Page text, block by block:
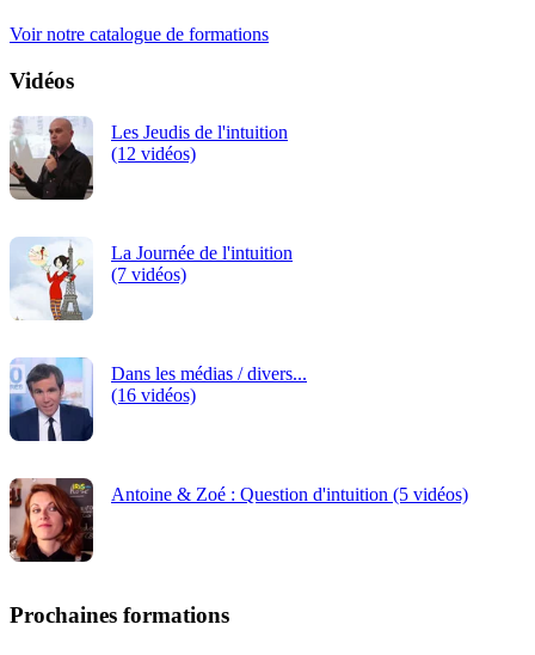
Voir notre catalogue de formations
Vidéos
Les Jeudis de l'intuition
(12 vidéos)
La Journée de l'intuition
(7 vidéos)
Dans les médias / divers...
(16 vidéos)
Antoine & Zoé : Question d'intuition (5 vidéos)
Prochaines formations